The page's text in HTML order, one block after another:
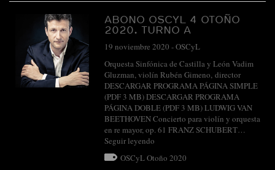
ABONO OSCYL 4 OTOÑO
2020. TURNO A
19 noviembre 2020 -OSCyL
Orquesta Sinfónica de Castilla y León Vadim
Gluzman, violín Rubén Gimeno, director
DESCARGAR PROGRAMA PÁGINA SIMPLE
(PDF 3 MB) DESCARGAR PROGRAMA
PÁGINA DOBLE (PDF 3 MB) LUDWIG VAN
BEETHOVEN Concierto para violín y orquesta
en re mayor, op. 61 FRANZ SCHUBERT…
Seguir leyendo
OSCyL Otoño 2020